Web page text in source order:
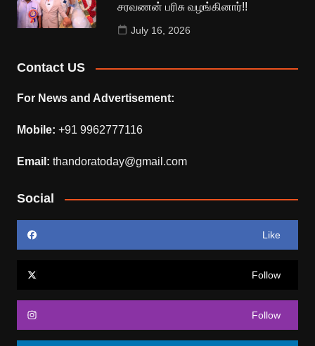
சரவணன் பரிசு வழங்கினார்!!
July 16, 2026
Contact US
For News and Advertisement:
Mobile: +91 9962777116
Email: thandoratoday@gmail.com
Social
Like
Follow
Follow